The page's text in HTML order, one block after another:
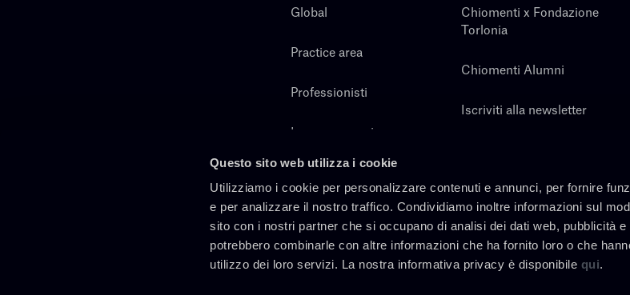
Questo sito web utilizza i cookie
Utilizziamo i cookie per personalizzare contenuti e annunci, per fornire
e per analizzare il nostro traffico. Condividiamo inoltre informazioni sul
sito con i nostri partner che si occupano di analisi dei dati web, pubblicità
potrebbero combinarle con altre informazioni che ha fornito loro o che
utilizzo dei loro servizi. La nostra informativa privacy è disponibile qui.
Global
Practice area
Professionisti
Lavora con noi
Chiomenti x Fondazione
Torlonia
Chiomenti Alumni
Iscriviti alla newsletter